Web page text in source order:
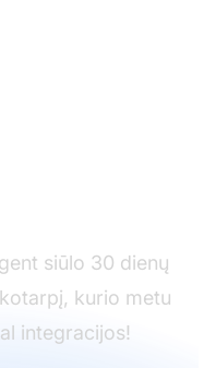
siūlo 30 dienų
kurio metu
integracijos!